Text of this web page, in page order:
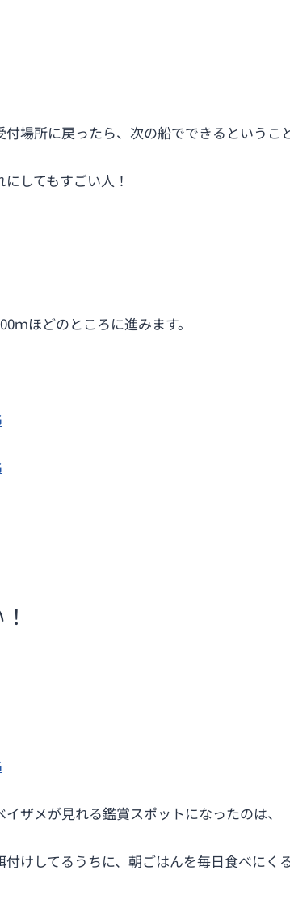
付場所に戻ったら、次の船でできるというこ
してもすごい人！
ｍほどのところに進みます。
ザメが見れる鑑賞スポットになったのは、
けしてるうちに、朝ごはんを毎日食べにく